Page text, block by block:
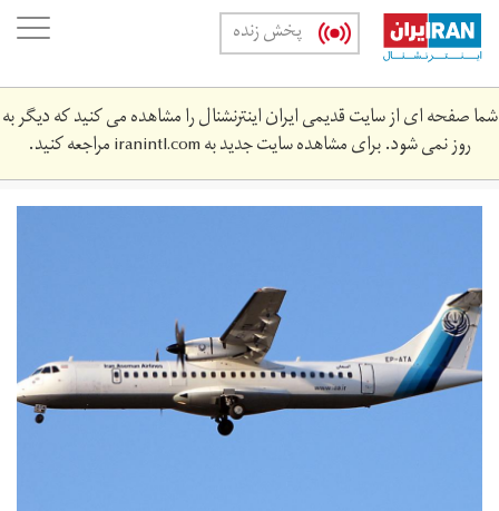
Skip
main
content
پخش زنده
شما صفحه ای از سایت قدیمی ایران اینترنشنال را مشاهده می کنید که دیگر به
روز نمی شود. برای مشاهده سایت جدید بهiranintl.comمراجعه کنید.
1034445-
16.jpg